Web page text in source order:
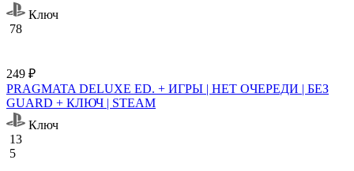
Ключ
78
249 ₽
PRAGMATA DELUXE ED. + ИГРЫ | НЕТ ОЧЕРЕДИ | БЕЗ
GUARD + КЛЮЧ | STEAM
Ключ
13
5